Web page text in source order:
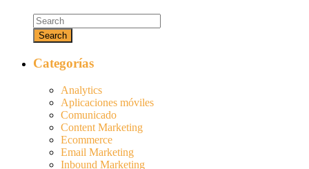
Categorías
Analytics
Aplicaciones móviles
Comunicado
Content Marketing
Ecommerce
Email Marketing
Inbound Marketing